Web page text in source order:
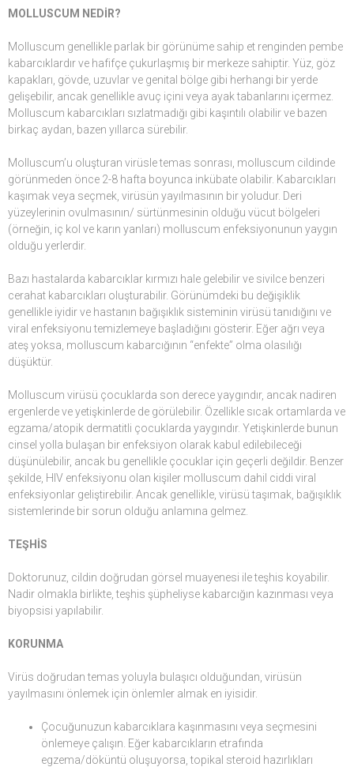
MOLLUSCUM NEDİR?
Molluscum genellikle parlak bir görünüme sahip et renginden pembe
kabarcıklardır ve hafifçe çukurlaşmış bir merkeze sahiptir. Yüz, göz
kapakları, gövde, uzuvlar ve genital bölge gibi herhangi bir yerde
gelişebilir, ancak genellikle avuç içini veya ayak tabanlarını içermez.
Molluscum kabarcıkları sızlatmadığı gibi kaşıntılı olabilir ve bazen
birkaç aydan, bazen yıllarca sürebilir.
Molluscum’u oluşturan virüsle temas sonrası, molluscum cildinde
görünmeden önce 2-8 hafta boyunca inkübate olabilir. Kabarcıkları
kaşımak veya seçmek, virüsün yayılmasının bir yoludur. Deri
yüzeylerinin ovulmasının/ sürtünmesinin olduğu vücut bölgeleri
(örneğin, iç kol ve karın yanları) molluscum enfeksiyonunun yaygın
olduğu yerlerdir.
Bazı hastalarda kabarcıklar kırmızı hale gelebilir ve sivilce benzeri
cerahat kabarcıkları oluşturabilir. Görünümdeki bu değişiklik
genellikle iyidir ve hastanın bağışıklık sisteminin virüsü tanıdığını ve
viral enfeksiyonu temizlemeye başladığını gösterir. Eğer ağrı veya
ateş yoksa, molluscum kabarcığının “enfekte” olma olasılığı
düşüktür.
Molluscum virüsü çocuklarda son derece yaygındır, ancak nadiren
ergenlerde ve yetişkinlerde de görülebilir. Özellikle sıcak ortamlarda ve
egzama/atopik dermatitli çocuklarda yaygındır. Yetişkinlerde bunun
cinsel yolla bulaşan bir enfeksiyon olarak kabul edilebileceği
düşünülebilir, ancak bu genellikle çocuklar için geçerli değildir. Benzer
şekilde, HIV enfeksiyonu olan kişiler molluscum dahil ciddi viral
enfeksiyonlar geliştirebilir. Ancak genellikle, virüsü taşımak, bağışıklık
sistemlerinde bir sorun olduğu anlamına gelmez.
TEŞHİS
Doktorunuz, cildin doğrudan görsel muayenesi ile teşhis koyabilir.
Nadir olmakla birlikte, teşhis şüpheliyse kabarcığın kazınması veya
biyopsisi yapılabilir.
KORUNMA
Virüs doğrudan temas yoluyla bulaşıcı olduğundan, virüsün
yayılmasını önlemek için önlemler almak en iyisidir.
Çocuğunuzun kabarcıklara kaşınmasını veya seçmesini
önlemeye çalışın. Eğer kabarcıkların etrafında
egzema/döküntü oluşuyorsa, topikal steroid hazırlıkları